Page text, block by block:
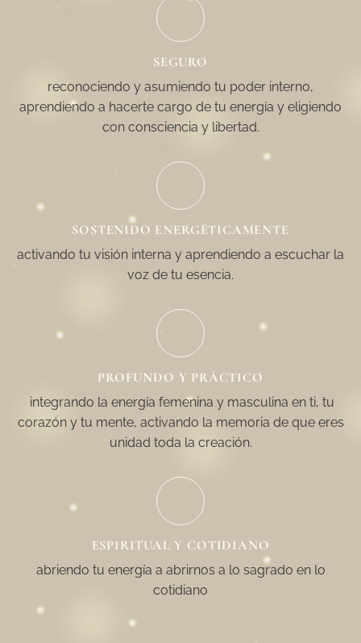
SEGURO
reconociendo y asumiendo tu poder interno,
aprendiendo a hacerte cargo de tu energía y eligiendo
con consciencia y libertad.
SOSTENIDO ENERGÉTICAMENTE
activando tu visión interna y aprendiendo a escuchar la
voz de tu esencia.
PROFUNDO Y PRÁCTICO
integrando la energía femenina y masculina en ti, tu
corazón y tu mente, activando la memoria de que eres
unidad toda la creación.
ESPIRITUAL Y COTIDIANO
abriendo tu energía a abrirnos a lo sagrado en lo
cotidiano